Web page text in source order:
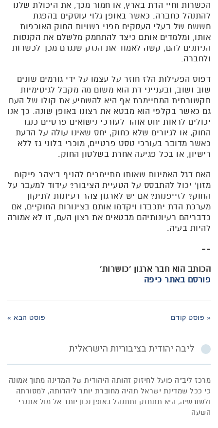
הכשרות וחיי הדת בארץ, או חמור מכך, את היכולת שלנו
להתנהל כחברה. כאשר באופן גלוי עוסקים בהפגת
חששם של בעלי העסקים מפני רשויות החוק האוכפות
אותו, ומלמדים אותם כיצד להתחמק מלשלם את הקנסות
הניתנים להם, קשה לאמוד את הנזק שנגרם מכך לכשרות
ולחברה.
דפוס הפעילות הלז חוזר על עצמו על ידי גורמים שונים
שוב ושוב, ובענייני דת הוא משום מה מקבל לגיטימיות
תקשורתית המתיימרת אף היא להשמיע את קולו של העם
גם כאשר בקלפי הוא מבטא את רצונו באופן שונה. כך אנו
יכולים לראות יחס אוהד לעורכי נישואים פרטיים כנגד
החוק, או לגיורים שלא כחוק, יחס שאינו עולה על הדעת
כאשר מדובר בעורכי טסט פרטיים, מוכרי בלוני גז ללא
רישיון, או בכל פגיעה אחרת בשלטון החוק.
האם דגל האמינות שאותו מתיימרים להניף ב'צהר פיקוח
מזון' יכול להתבסס על הטעיית הציבור? עידוד למעבר על
החוק? לזייפנות? אם יש לארגון צהר רעיונות לתיקון
מערכת הדת יתכבדו ויקדמו אותם בצינורות החוקיים, אם
כדבריהם רעיונותיהם מבטאים את רצון העם, זו לא אמורה
להיות בעיה.
==
הכותב הוא חבר ארגון 'כושרות'
פורסם באתר כיפה
« פוסט קודם פוסט הבא »
ליבה יהודית בציבוריות הישראלית
מרכז ליב"ה פועל לחיזוק זהותה היהודית של המדינה מתוך אמונה
כי ככל שמדינת ישראל תהיה מחוברת יותר ליהדותה, למסורתה
ולשורשיה, היא תתחזק ותתנהל באופן נכון יותר אל מול אתגרי
השעה